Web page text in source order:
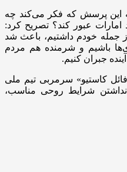
به این پرسش که فکر می‌کند چه
امارات عبور کند؟ تصریح کرد:
جمله خودم داشتیم، باعث شد
باشیم و شرمنده هم مردم
جبران کنیم.
کاستیو» سرمربی تیم ملی
نداشتن شرایط روحی مناسب،